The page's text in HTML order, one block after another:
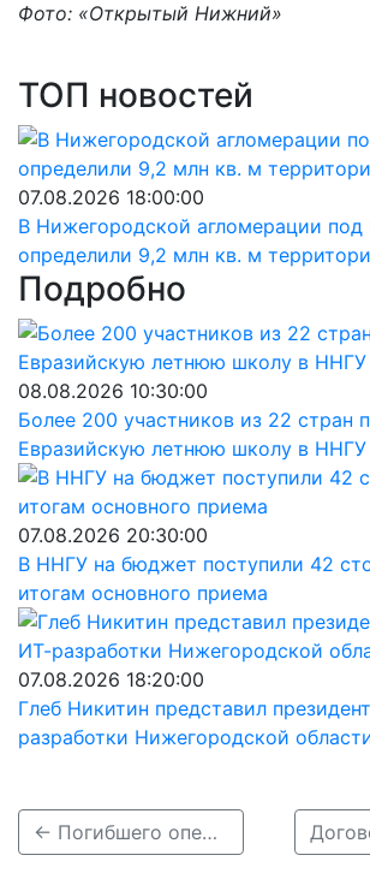
Фото: «Открытый Нижний»
ТОП новостей
07.08.2026 18:00:00
В Нижегородской агломерации
определили 9,2 млн кв. м
Подробно
08.08.2026 10:30:00
Более 200 участников из 22 стран
Евразийскую летнюю школу в ННГУ
07.08.2026 20:30:00
В ННГУ на бюджет поступили 42
итогам основного приема
07.08.2026 18:20:00
Глеб Никитин представил
разработки Нижегородской
← Погибшего оператора «Звезды» Андрея Панова похоронили в Нижнем Новгороде